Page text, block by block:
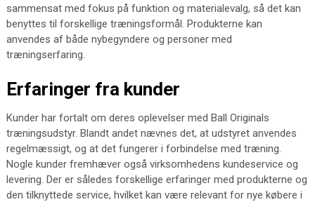
sammensat med fokus på funktion og materialevalg, så det kan
benyttes til forskellige træningsformål. Produkterne kan
anvendes af både nybegyndere og personer med
træningserfaring.
Erfaringer fra kunder
Kunder har fortalt om deres oplevelser med Ball Originals
træningsudstyr. Blandt andet nævnes det, at udstyret anvendes
regelmæssigt, og at det fungerer i forbindelse med træning.
Nogle kunder fremhæver også virksomhedens kundeservice og
levering. Der er således forskellige erfaringer med produkterne og
den tilknyttede service, hvilket kan være relevant for nye købere i